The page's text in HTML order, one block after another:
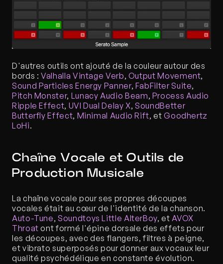
D'autres outils ont ajouté de la couleur autour des
bords : Valhalla Vintage Verb, Output Movement
Sound Particles Energy Panner, FabFilter Suite,
Pitch Monster, Lunacy Audio Beam, Process Audio
Ripple Effect, UVI Dual Delay X, SoundBetter
Butterfly Effect, Minimal Audio Rift, et Goodhertz
LoHi.
Chaîne Vocale et Outils de
Production Musicale
La chaîne vocale pour ses propres découpes
Auto-Tune, Soundtoys Little AlterBoy, et AVOX
Throat ont formé l'épine dorsale des effets pour
les découpes, avec des flangers, filtres à peigne,
et vibrato superposés pour donner aux vocaux leur
qualité psychédélique en constante évolution.